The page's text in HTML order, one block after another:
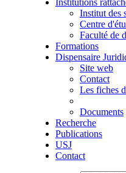
Institutions
Institut des
Centre
Faculté de
Formations
Dispensaire
Site web
Contact
Les fiches
Documents
Recherche
Publications
USJ
Contact